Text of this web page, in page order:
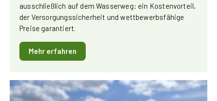
ausschließlich auf dem Wasserweg: ein Kostenvorteil,
der Versorgungssicherheit und wettbewerbsfähige
Preise garantiert.
Mehr erfahren